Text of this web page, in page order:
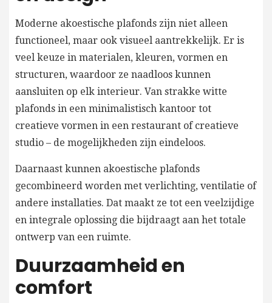
Moderne akoestische plafonds zijn niet alleen
functioneel, maar ook visueel aantrekkelijk. Er is
veel keuze in materialen, kleuren, vormen en
structuren, waardoor ze naadloos kunnen
aansluiten op elk interieur. Van strakke witte
plafonds in een minimalistisch kantoor tot
creatieve vormen in een restaurant of creatieve
studio – de mogelijkheden zijn eindeloos.
Daarnaast kunnen akoestische plafonds
gecombineerd worden met verlichting, ventilatie of
andere installaties. Dat maakt ze tot een veelzijdige
en integrale oplossing die bijdraagt aan het totale
ontwerp van een ruimte.
Duurzaamheid en
comfort